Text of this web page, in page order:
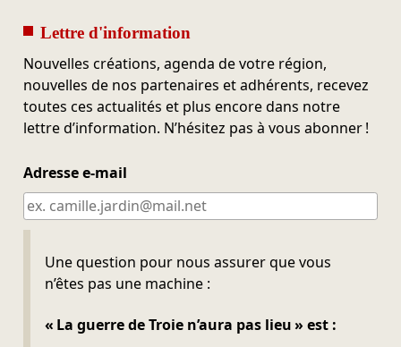
Lettre d'information
Nouvelles créations, agenda de votre région,
nouvelles de nos partenaires et adhérents, recevez
toutes ces actualités et plus encore dans notre
lettre d’information. N’hésitez pas à vous abonner !
Adresse e-mail
Une question pour nous assurer que vous
n’êtes pas une machine :
« La guerre de Troie n’aura pas lieu » est :
Ne pas remplir